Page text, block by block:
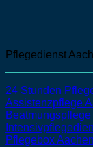
Pflegedienst
24 Stunden
Assistenzpflege
Beatmungspflege
Pflegebox Aachen